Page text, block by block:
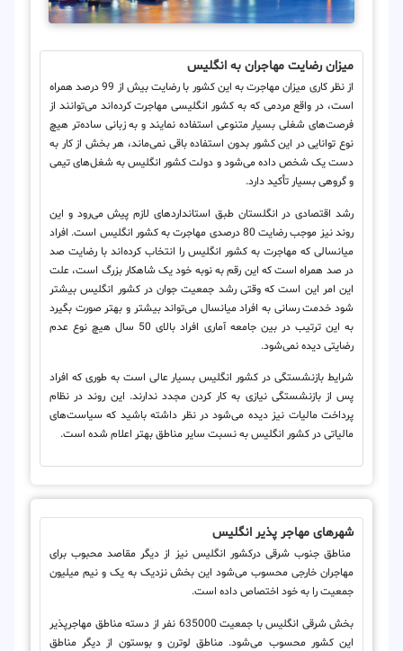
میزان رضایت مهاجران به انگلیس
از نظر کاری میزان مهاجرت به این کشور با رضایت بیش از 99 درصد همراه
است، در واقع مردمی که به کشور انگلیسی مهاجرت کرده‌اند می‌‌توانند از
فرصت‌های شغلی بسیار متنوعی استفاده نمایند و به زبانی ساده‌تر هیچ
نوع توانایی در این کشور بدون استفاده باقی نمی‌ماند، هر بخش از کار به
دست یک شخص داده می‌شود و دولت کشور انگلیس به شغل‌های تیمی
و گروهی بسیار تأکید دارد.
رشد اقتصادی در انگلستان طبق استانداردهای لازم پیش می‌رود و این
روند نیز موجب رضایت 80 درصدی مهاجرت به کشور انگلیس است. افراد
میانسالی که مهاجرت به کشور انگلیس را انتخاب کرده‌اند با رضایت صد
در صد همراه است که این رقم به نوبه خود یک شاهکار بزرگ است، علت
این امر این است که وقتی رشد جمعیت جوان در کشور انگلیس بیشتر
شود خدمت رسانی به افراد میانسال می‌تواند بیشتر و بهتر صورت بگیرد
به این ترتیب در بین جامعه آماری افراد بالای 50 سال هیچ نوع عدم
رضایتی دیده نمی‌شود.
شرایط بازنشستگی در کشور انگلیس بسیار عالی است به طوری که افراد
پس از بازنشستگی نیازی به کار کردن مجدد ندارند. این روند در نظام
پرداخت مالیات نیز دیده می‌شود در نظر داشته باشید که سیاست‌های
مالیاتی در کشور انگلیس به نسبت سایر مناطق بهتر اعلام شده است.
شهرهای مهاجر پذیر انگلیس
مناطق جنوب شرقی درکشور انگلیس نیز از دیگر مقاصد محبوب برای
مهاجران خارجی محسوب می‌شود این بخش نزدیک به یک و نیم میلیون
جمعیت را به خود اختصاص داده است.
بخش شرقی انگلیس با جمعیت 635000 نفر از دسته مناطق مهاجرپذیر
این کشور محسوب می‌شود. مناطق لوترن و بوستون از دیگر مناطق